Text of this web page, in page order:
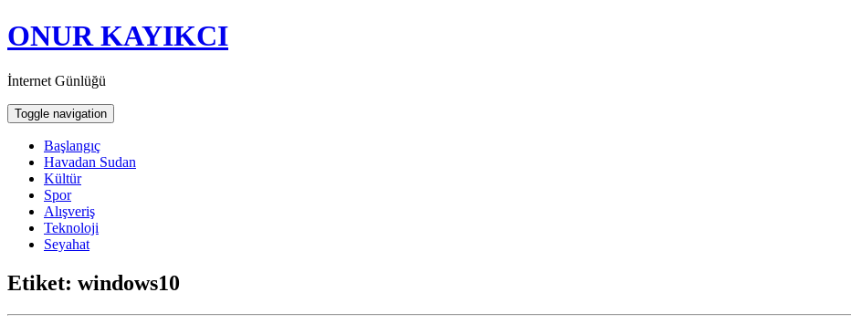
ONUR KAYIKCI
İnternet Günlüğü
Toggle navigation
Başlangıç
Havadan Sudan
Kültür
Spor
Alışveriş
Teknoloji
Seyahat
Etiket: windows10